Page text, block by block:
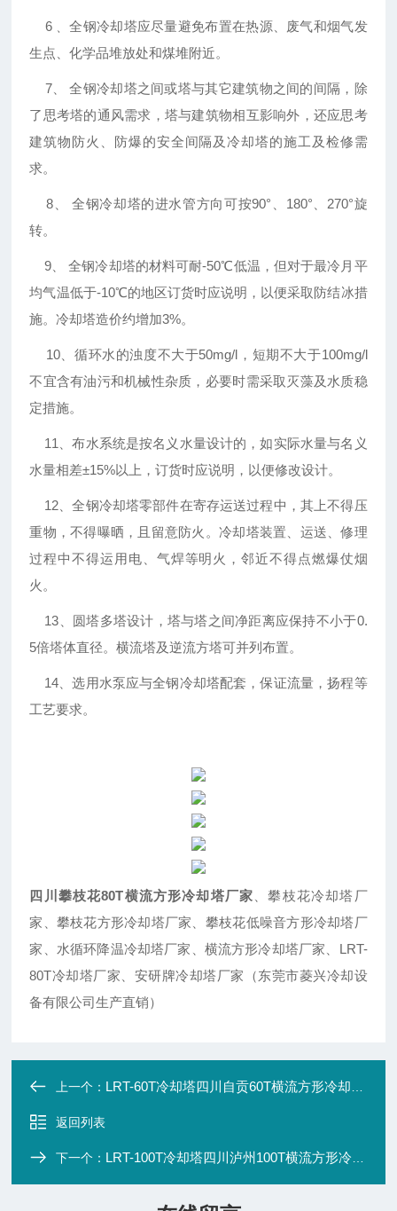
6﹑ 全钢冷却塔应尽量避免布置在热源、废气和烟气发
生点、化学品堆放处和煤堆附近。
7、 全钢冷却塔之间或塔与其它建筑物之间的间隔，除
了思考塔的通风需求，塔与建筑物相互影响外，还应思考
建筑物防火、防爆的安全间隔及冷却塔的施工及检修需
求。
8、 全钢冷却塔的进水管方向可按90°、180°、270°旋
转。
9、 全钢冷却塔的材料可耐-50℃低温，但对于最冷月平
均气温低于-10℃的地区订货时应说明，以便采取防结冰措
施。冷却塔造价约增加3%。
10、循环水的浊度不大于50mg/l，短期不大于100mg/l
不宜含有油污和机械性杂质，必要时需采取灭藻及水质稳
定措施。
11、布水系统是按名义水量设计的，如实际水量与名义
水量相差±15%以上，订货时应说明，以便修改设计。
12、全钢冷却塔零部件在寄存运送过程中，其上不得压
重物，不得曝晒，且留意防火。冷却塔装置、运送、修理
过程中不得运用电、气焊等明火，邻近不得点燃爆仗烟
火。
13、圆塔多塔设计，塔与塔之间净距离应保持不小于0.
5倍塔体直径。横流塔及逆流方塔可并列布置。
14、选用水泵应与全钢冷却塔配套，保证流量，扬程等
工艺要求。
四川攀枝花80T横流方形冷却塔厂家 、攀枝花冷却塔厂
家、攀枝花方形冷却塔厂家、攀枝花低噪音方形冷却塔厂
家、水循环降温冷却塔厂家、横流方形冷却塔厂家、LRT-
80T冷却塔厂家、安研牌冷却塔厂家（东莞市菱兴冷却设
备有限公司生产直销）
上一个： LRT-60T冷却塔四川自贡60T横流方形冷却塔厂家
返回列表
下一个： LRT-100T冷却塔四川泸州100T横流方形冷却塔厂家